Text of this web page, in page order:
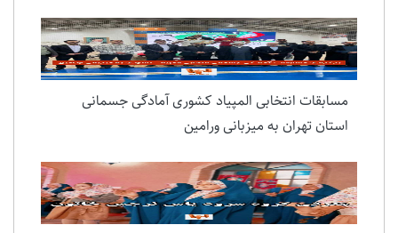
مسابقات انتخابی المپیاد کشوری آمادگی جسمانی
استان تهران به میزبانی ورامین